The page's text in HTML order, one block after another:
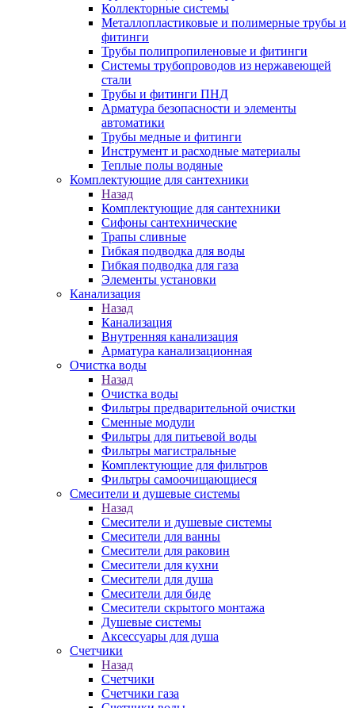
Коллекторные системы
Металлопластиковые и полимерные трубы и
фитинги
Трубы полипропиленовые и фитинги
Системы трубопроводов из нержавеющей
стали
Трубы и фитинги ПНД
Арматура безопасности и элементы
автоматики
Трубы медные и фитинги
Инструмент и расходные материалы
Теплые полы водяные
Комплектующие для сантехники
Назад
Комплектующие для сантехники
Сифоны сантехнические
Трапы сливные
Гибкая подводка для воды
Гибкая подводка для газа
Элементы установки
Канализация
Назад
Канализация
Внутренняя канализация
Арматура канализационная
Очистка воды
Назад
Очистка воды
Фильтры предварительной очистки
Сменные модули
Фильтры для питьевой воды
Фильтры магистральные
Комплектующие для фильтров
Фильтры самоочищающиеся
Смесители и душевые системы
Назад
Смесители и душевые системы
Смесители для ванны
Смесители для раковин
Смесители для кухни
Смесители для душа
Смесители для биде
Смесители скрытого монтажа
Душевые системы
Аксессуары для душа
Счетчики
Назад
Счетчики
Счетчики газа